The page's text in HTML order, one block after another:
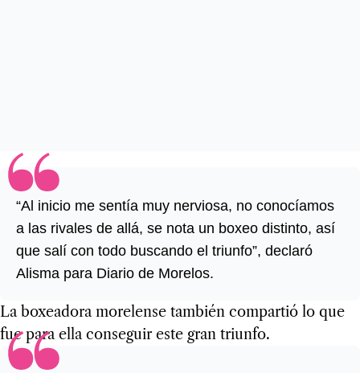
“Al inicio me sentía muy nerviosa, no conocíamos
a las rivales de allá, se nota un boxeo distinto, así
que salí con todo buscando el triunfo”, declaró
Alisma para Diario de Morelos.
La boxeadora morelense también compartió lo que
fue para ella conseguir este gran triunfo.